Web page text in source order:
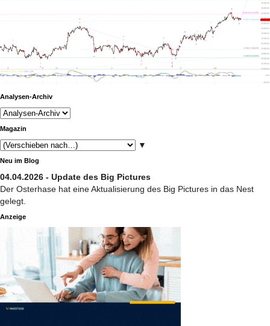
Analysen-Archiv
Magazin
▼
Neu im Blog
04.04.2026 - Update des Big Pictures
Der Osterhase hat eine Aktualisierung des Big Pictures in das Nest
gelegt.
Anzeige